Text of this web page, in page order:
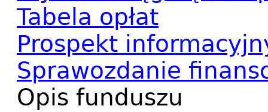
Tabela opłat
Prospekt
Sprawozdanie
Opis funduszu